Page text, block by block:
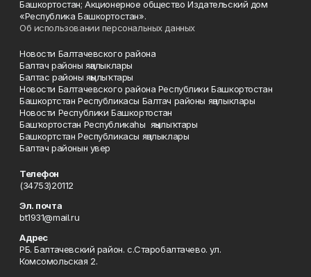
Башкортостан; Акционерное общество Издательский дом
«Республика Башкортостан».
Об использовании персональных данных
Новости Балтачевского района
Балтач районы яңалыклары
Балтас районы яңылыҡтары
Новости Балтачевского района Республики Башкортостан
Башкортстан Республикасы Балтач районы яңалыклары
Новости Республики Башкортостан
Башҡортостан Республикаһы яңылыҡтары
Башкортстан Республикасы яңалыклары
Балтач районын увер
Телефон
(34753)20112
Эл. почта
bt1931@mail.ru
Адрес
РБ. Балтачевский район. с.Старобалтачево. ул.
Комсомольская 2.